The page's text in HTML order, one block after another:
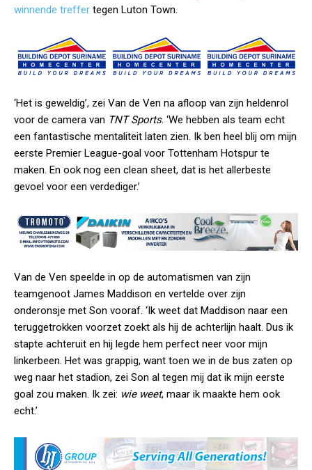
winnende treffer tegen Luton Town.
‘Het is geweldig’, zei Van de Ven na afloop van zijn heldenrol
voor de camera van TNT Sports. ‘We hebben als team echt
een fantastische mentaliteit laten zien. Ik ben heel blij om mijn
eerste Premier League-goal voor Tottenham Hotspur te
maken. En ook nog een clean sheet, dat is het allerbeste
gevoel voor een verdediger.’
Van de Ven speelde in op de automatismen van zijn
teamgenoot James Maddison en vertelde over zijn
onderonsje met Son vooraf. ‘Ik weet dat Maddison naar een
teruggetrokken voorzet zoekt als hij de achterlijn haalt. Dus ik
stapte achteruit en hij legde hem perfect neer voor mijn
linkerbeen. Het was grappig, want toen we in de bus zaten op
weg naar het stadion, zei Son al tegen mij dat ik mijn eerste
goal zou maken. Ik zei: wie weet, maar ik maakte hem ook
echt.’